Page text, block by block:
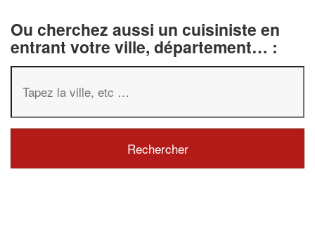
Ou cherchez aussi un cuisiniste en
entrant votre ville, département… :